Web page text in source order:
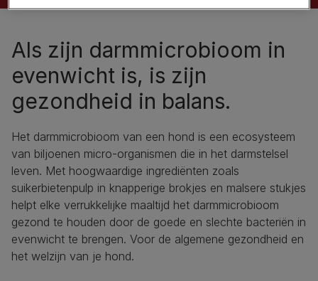
Purina ONE®
Hondenvoeding: Een
gezonde keuze voor
uw hond
Als zijn darmmicrobioom in
evenwicht is, is zijn
gezondheid in balans.
Het darmmicrobioom van een hond is een ecosysteem
van biljoenen micro-organismen die in het darmstelsel
leven. Met hoogwaardige ingrediënten zoals
suikerbietenpulp in knapperige brokjes en malsere stukjes
helpt elke verrukkelijke maaltijd het darmmicrobioom
gezond te houden door de goede en slechte bacteriën in
evenwicht te brengen. Voor de algemene gezondheid en
het welzijn van je hond.